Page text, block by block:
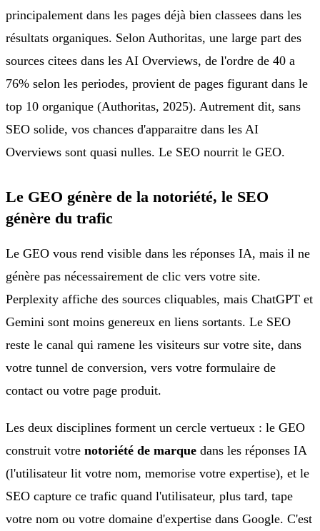
principalement dans les pages déjà bien classees dans les
résultats organiques. Selon Authoritas, une large part des
sources citees dans les AI Overviews, de l'ordre de 40 a
76% selon les periodes, provient de pages figurant dans le
top 10 organique (Authoritas, 2025). Autrement dit, sans
SEO solide, vos chances d'apparaitre dans les AI
Overviews sont quasi nulles. Le SEO nourrit le GEO.
Le GEO génère de la notoriété, le SEO
génère du trafic
Le GEO vous rend visible dans les réponses IA, mais il ne
génère pas nécessairement de clic vers votre site.
Perplexity affiche des sources cliquables, mais ChatGPT et
Gemini sont moins genereux en liens sortants. Le SEO
reste le canal qui ramene les visiteurs sur votre site, dans
votre tunnel de conversion, vers votre formulaire de
contact ou votre page produit.
Les deux disciplines forment un cercle vertueux : le GEO
construit votre notoriété de marque dans les réponses IA
(l'utilisateur lit votre nom, memorise votre expertise), et le
SEO capture ce trafic quand l'utilisateur, plus tard, tape
votre nom ou votre domaine d'expertise dans Google. C'est